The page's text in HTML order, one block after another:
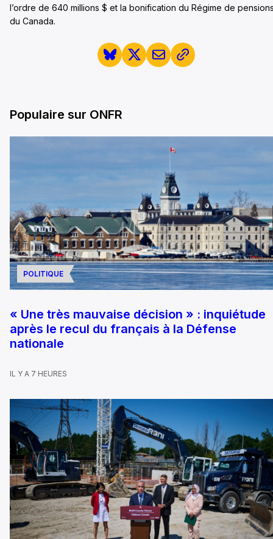
l’ordre de 640 millions $ et la bonification du Régime de
du Canada.
Populaire sur ONFR
POLITIQUE
« Une très mauvaise décision » : inquiétude
après le recul du français à la Défense
nationale
IL Y A 7 HEURES